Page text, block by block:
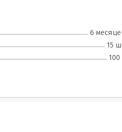
6
15
100